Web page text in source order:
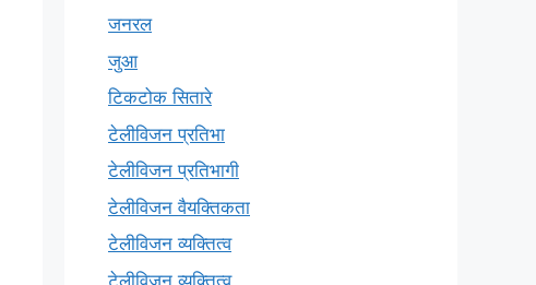
जनरल
जुआ
टिकटोक सितारे
टेलीविजन प्रतिभा
टेलीविजन प्रतिभागी
टेलीविजन वैयक्तिकता
टेलीविजन व्यक्तित्व
टेलीविज़न व्यक्तित्व